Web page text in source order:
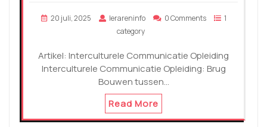
20 juli, 2025 lerareninfo 0 Comments
1
category
Artikel: Interculturele Communicatie Opleiding
Interculturele Communicatie Opleiding: Brug
Bouwen tussen…
Read More